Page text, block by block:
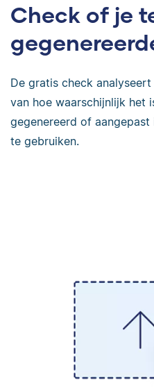
Check of je
De gratis check
van hoe waarschijnlijk het
gegenereerd of
te gebruiken.